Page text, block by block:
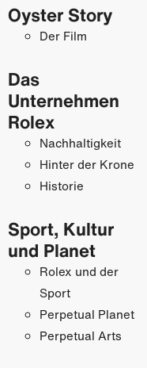
Oyster Story
Der Film
Das
Unternehmen
Rolex
Nachhaltigkeit
Hinter der Krone
Historie
Sport, Kultur
und Planet
Rolex und der
Sport
Perpetual Planet
Perpetual Arts